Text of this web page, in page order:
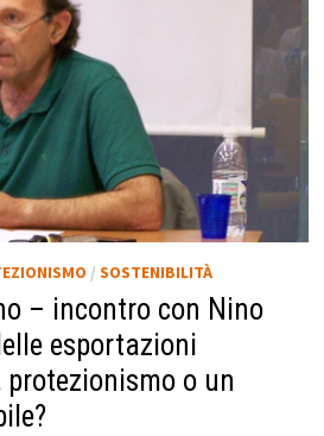
/ SOSTENIBILITÀ
– incontro con Nino
esportazioni
o un